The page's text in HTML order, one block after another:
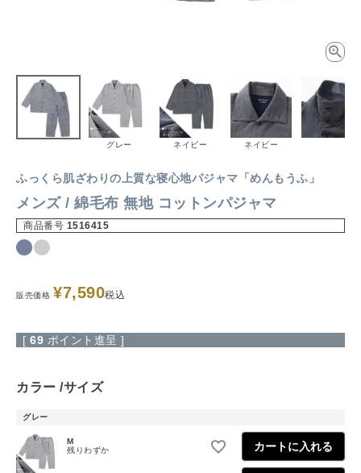
グレー ネイビー ネイビー
ふっくら肌ざわりの上質な寝心地パジャマ「めんもうふ」
メンズ / 綿毛布 無地 コットンパジャマ
商品番号 1516415
販売価格 ¥7,590税込
[ 69 ポイント進呈 ]
カラー サイズ
グレー
M
残りわずか
カートに入れる